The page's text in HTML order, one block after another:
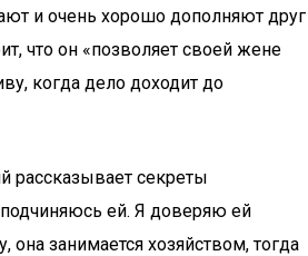
и очень хорошо дополняют друг
что он «позволяет своей жене
когда дело доходит до
рассказывает секреты
ей. Я доверяю ей
занимается хозяйством, тогда